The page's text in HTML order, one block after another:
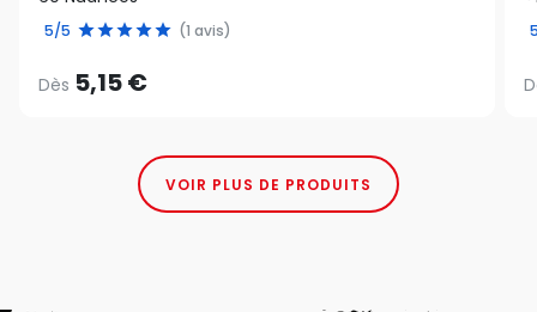
5/5 (1 avis)
Dès 5,15 €
VOIR PLUS DE PRODUITS